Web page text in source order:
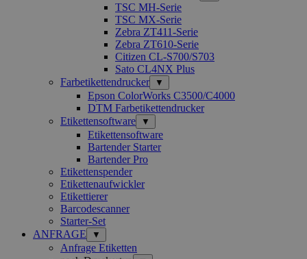
TSC MH-Serie
TSC MX-Serie
Zebra ZT411-Serie
Zebra ZT610-Serie
Citizen CL-S700/S703
Sato CL4NX Plus
Farbetikettendrucker
▼
Epson ColorWorks C3500/C4000
DTM Farbetikettendrucker
Etikettensoftware
▼
Etikettensoftware
Bartender Starter
Bartender Pro
Etikettenspender
Etikettenaufwickler
Etikettierer
Barcodescanner
Starter-Set
ANFRAGE
▼
Anfrage Etiketten